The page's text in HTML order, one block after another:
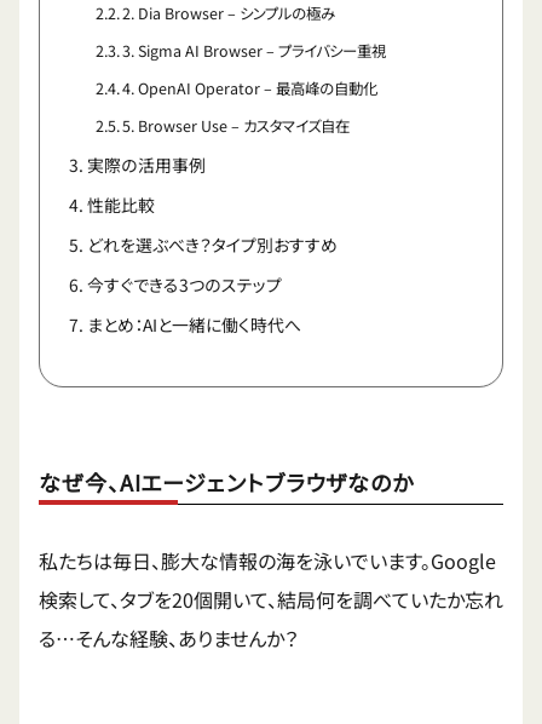
2. Dia Browser – シンプルの極み
3. Sigma AI Browser – プライバシー重視
4. OpenAI Operator – 最高峰の自動化
5. Browser Use – カスタマイズ自在
実際の活用事例
性能比較
どれを選ぶべき？タイプ別おすすめ
今すぐできる3つのステップ
まとめ：AIと一緒に働く時代へ
なぜ今、AIエージェントブラウザなのか
私たちは毎日、膨大な情報の海を泳いでいます。Google
検索して、タブを20個開いて、結局何を調べていたか忘れ
る…そんな経験、ありませんか？